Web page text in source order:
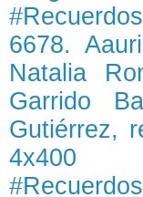
6678.
Natalia
Garrido
Gutiérrez,
4x400